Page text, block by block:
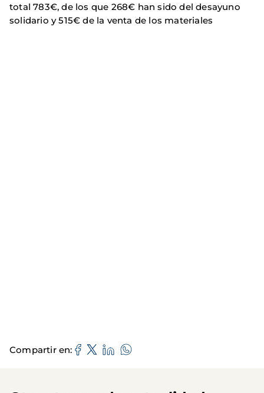
total 783€, de los que 268€ han sido del desayuno
solidario y 515€ de la venta de los materiales
Compartir en